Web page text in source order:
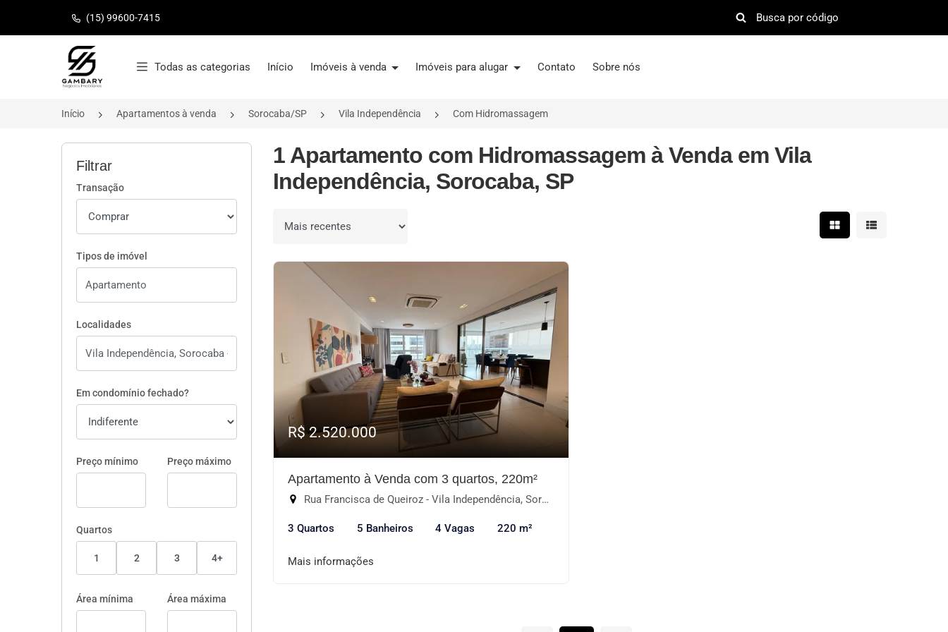
(15) 99600-7415
Página inicial
Todas as categorias Início Imóveis à venda Imóveis para alugar Contato Sobre nós
Início Apartamentos à venda Sorocaba/SP Vila Independência Com Hidromassagem
Filtrar
Transação
Tipos de imóvel
Localidades
Em condomínio fechado?
Preço mínimo Preço máximo
Quartos
1 2 3 4+
Área mínima Área máxima
1 Apartamento com Hidromassagem à Venda em Vila
Independência, Sorocaba, SP
Ordenar por Mostrar resultados em
Mostrar
R$ 2.520.000
Apartamento à Venda com 3 quartos, 220m²
Rua Francisca de Queiroz - Vila Independência, Sorocaba-SP
3 Quartos 5 Banheiros 4 Vagas 220 m²
Mais informações